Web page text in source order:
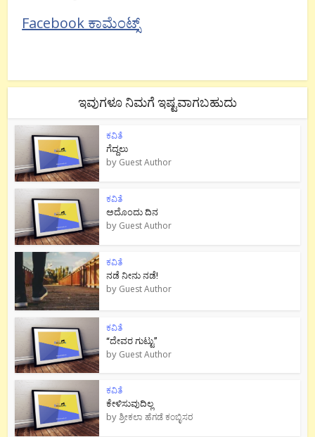
Facebook ಕಾಮೆಂಟ್ಸ್
ಇವುಗಳೂ ನಿಮಗೆ ಇಷ್ಟವಾಗಬಹುದು
ಕವಿತೆ
ಗೆದ್ದಲು
by Guest Author
ಕವಿತೆ
ಅದೊಂದು ದಿನ
by Guest Author
ಕವಿತೆ
ನಡೆ ನೀನು‌ ನಡೆ!
by Guest Author
ಕವಿತೆ
“ದೇವರ ಗುಟ್ಟು”
by Guest Author
ಕವಿತೆ
ಕೇಳಿಸುವುದಿಲ್ಲ
byಶ್ರೀಕಲಾ ಹೆಗಡೆ ಕಂಬ್ಳಿಸರ